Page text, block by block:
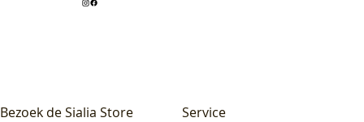
Bezoek de Sialia Store Service